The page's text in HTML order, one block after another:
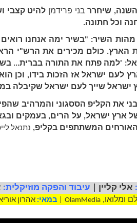
שיחרר בני פרידמן להיט קצבי
וכל חתונה.
ישראל שייך לעם ישראל שקיבלה
המשתתפים בקליפ, נתנאל
אלי קליין עיבוד והפקה מוזיקלית:
ומלואו, OlamMedia במאי: אהרון